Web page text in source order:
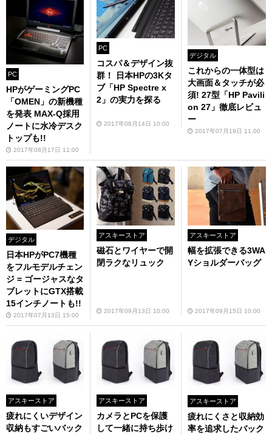
PC
HPがゲーミングPC
「OMEN」の新機種
を発表 MAX-Q採用
ノートに水冷デスク
トップも!!
2017年08月17日 11:00
PC
コスパ＆デザイン抜
群！ 日本HPの3Kタ
ブ「HP Spectre x
2」の実力を探る
2017年08月14日 10:00
デジタル
これからの一体型は
大画面＆タッチが必
須! 27型「HP Pavili
on 27」徹底レビュ
ー
2017年07月19日 11:00
デジタル
日本HPがPC7機種
をフルモデルチェン
ジ = ゴージャスなタ
ブレットにGTX搭載
15インチノートも!!
2017年07月13日 15:00
アスキーストア
磁石とワイヤーで開
閉ラクなリュック
2017年09月13日 10:00
アスキーストア
幅を拡張できる3WA
Yショルダーバッグ
2017年09月15日 10:00
アスキーストア
疲れにくいデザイン
収納もすごいバック
アスキーストア
カメラとPCを保護
して一緒に持ち歩け
アスキーストア
疲れにくさと収納効
率を追求したバック